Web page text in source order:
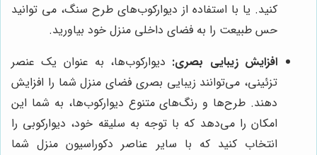
کنید. یا با استفاده از دیوارکوب‌های طرح سنگ، می توانید
حس طبیعت را به فضای داخلی منزل خود بیاورید.
افزایش زیبایی بصری: دیوارکوب‌ها، به عنوان یک عنصر
تزئینی، می‌توانند زیبایی بصری فضای منزل شما را افزایش
دهند. طرح‌ها و رنگ‌های متنوع دیوارکوب‌ها، به شما این
امکان را می‌دهد که با توجه به سلیقه خود، دیوارکوبی را
انتخاب کنید که با سایر عناصر دکوراسیون منزل شما